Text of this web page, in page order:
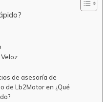
de asesoría de
de Lb2Motor en ¿Qué